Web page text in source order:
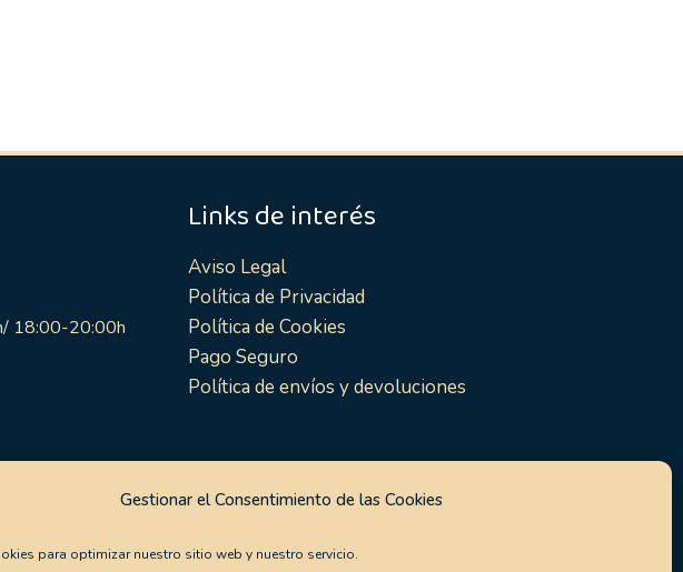
Gestionar el Consentimiento de las Cookies
para optimizar nuestro sitio web y nuestro servicio.
18:00-20:00h
Links de interés
Aviso Legal
Política de Privacidad
Política de Cookies
Pago Seguro
Política de envíos y devoluciones